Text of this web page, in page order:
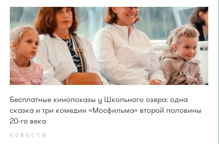
Бесплатные кинопоказы у Школьного озера: одна
сказка и три комедии «Мосфильма» второй половины
20-го века
НОВОСТИ